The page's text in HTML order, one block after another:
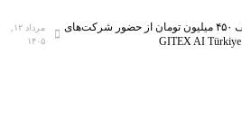
حمایت تا سقف ۴۵۰ میلیون تومان از حضور شرکت‌های
۱۴۰۵